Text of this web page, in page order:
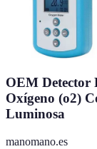
OEM Detector
Oxígeno (o2)
Luminosa
manomano.es